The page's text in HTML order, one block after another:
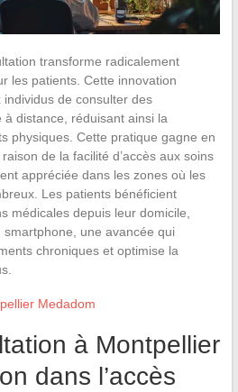
transforme radicalement
les patients. Cette innovation
de consulter des
distance, réduisant ainsi la
physiques. Cette pratique gagne en
de la facilité d’accès aux soins
appréciée dans les zones où les
Les patients bénéficient
médicales depuis leur domicile,
une avancée qui
chroniques et optimise la
Medadom
à Montpellier
dans l’accès